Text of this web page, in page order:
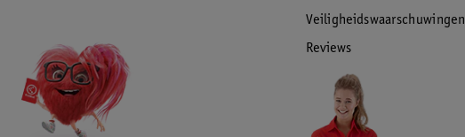
Veiligheidswaarschuwingen
Reviews